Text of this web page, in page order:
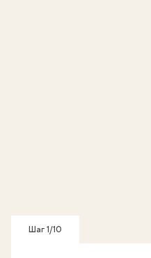
Шаг 1/10